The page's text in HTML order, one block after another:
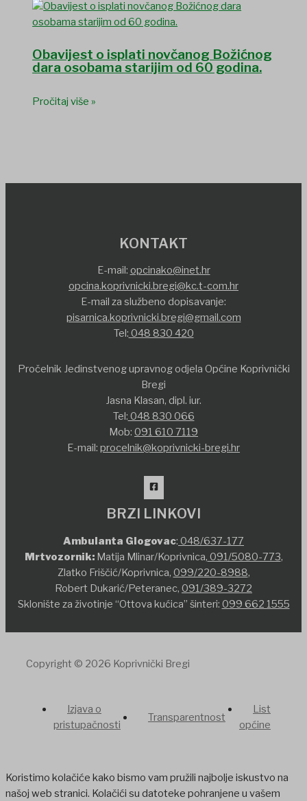
Obavijest o isplati novčanog Božićnog
dara osobama starijim od 60 godina.
Pročitaj više »
KONTAKT
E-mail: opcinako@inet.hr
opcina.koprivnicki.bregi@kc.t-com.hr
E-mail za službeno dopisavanje:
pisarnica.koprivnicki.bregi@gmail.com
Tel: 048 830 420
Pročelnik Jedinstvenog upravnog odjela Općine Koprivnički
Bregi
Jasna Klasan, dipl. iur.
Tel: 048 830 066
Mob: 091 610 7119
E-mail: procelnik@koprivnicki-bregi.hr
BRZI LINKOVI
Ambulanta Glogovac: 048/637-177
Mrtvozornik:Matija Mlinar/Koprivnica, 091/5080-773,
Zlatko Friščić/Koprivnica, 099/220-8988,
Robert Dukarić/Peteranec, 091/389-3272
Sklonište za životinje “Ottova kućica” šinteri: 099 662 1555
Copyright © 2026 Koprivnički Bregi
Izjava o
pristupačnosti
Transparentnost
List
općine
Koristimo kolačiće kako bismo vam pružili najbolje iskustvo na
našoj web stranici. Kolačići su datoteke pohranjene u vašem